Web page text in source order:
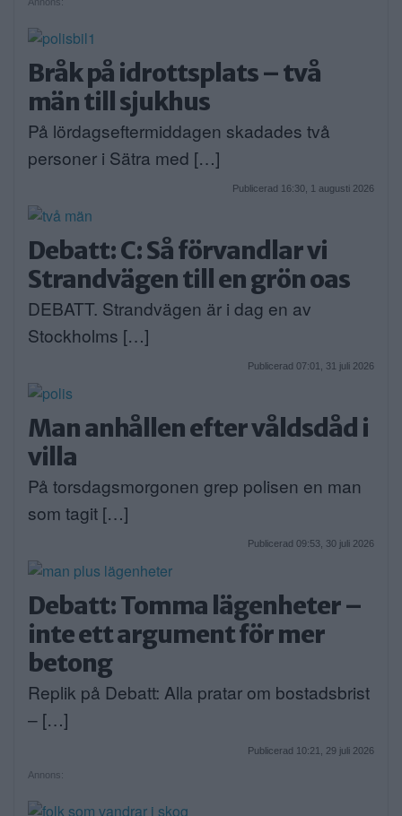
Bråk på idrottsplats – två
män till sjukhus
På lördagseftermiddagen skadades två
personer i Sätra med […]
Publicerad 16:30, 1 augusti 2026
Debatt: C: Så förvandlar vi
Strandvägen till en grön oas
DEBATT. Strandvägen är i dag en av
Stockholms […]
Publicerad 07:01, 31 juli 2026
Man anhållen efter våldsdåd i
villa
På torsdagsmorgonen grep polisen en man
som tagit […]
Publicerad 09:53, 30 juli 2026
Debatt: Tomma lägenheter –
inte ett argument för mer
betong
Replik på Debatt: Alla pratar om bostadsbrist
– […]
Publicerad 10:21, 29 juli 2026
Annons: